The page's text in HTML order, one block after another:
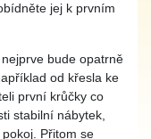
jej k prvním
bude opatrně
od křesla ke
první krůčky co
stabilní nábytek,
Přitom se